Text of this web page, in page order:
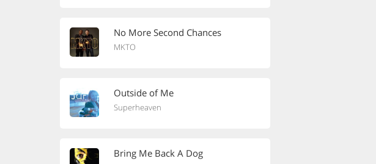
No More Second Chances
MKTO
Outside of Me
Superheaven
Bring Me Back A Dog